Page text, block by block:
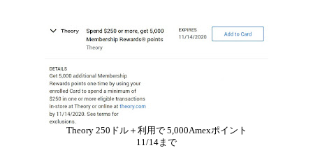
Theory 250ドル＋利用で 5,000Amexポイント
11/14まで